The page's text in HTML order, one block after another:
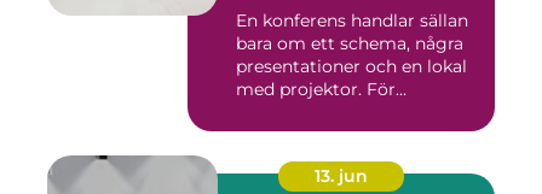
En konferens handlar sällan
bara om ett schema, några
presentationer och en lokal
med projektor. För...
13. jun